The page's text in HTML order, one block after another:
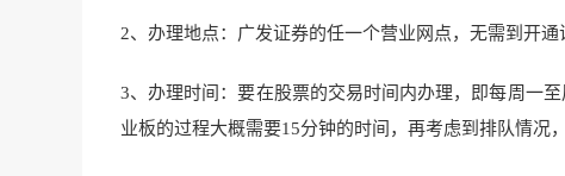
2、办理地点：广发证券的任一个营业网点，无需到开通
3、办理时间：要在股票的交易时间内办理，即每周一
业板的过程大概需要15分钟的时间，再考虑到排队情况